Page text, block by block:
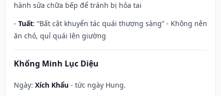
hành sửa chữa bếp để tránh bị hỏa tai
- Tuất: “Bất cật khuyển tác quái thượng sàng” - Không nên
ăn chó, quỉ quái lên giường
Khổng Minh Lục Diệu
Ngày: Xích Khẩu - tức ngày Hung.